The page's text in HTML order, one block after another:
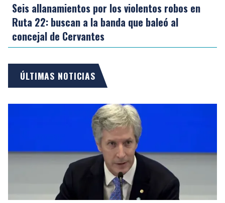
Seis allanamientos por los violentos robos en
Ruta 22: buscan a la banda que baleó al
concejal de Cervantes
ÚLTIMAS NOTICIAS